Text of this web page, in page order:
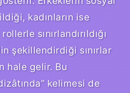
kadınların ise
sınırlandırıldığı
şekillendirdiği sınırlar
hale gelir. Bu
kelimesi de